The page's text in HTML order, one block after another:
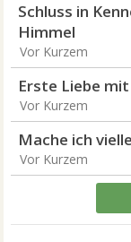
Schluss in
Himmel
Vor Kurzem
Erste Liebe
Vor Kurzem
Mache ich
Vor Kurzem